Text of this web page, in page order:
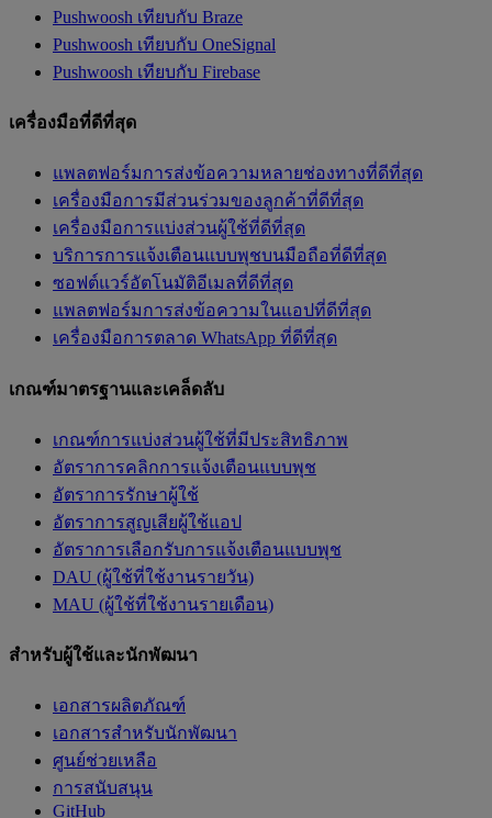
Pushwoosh เทียบกับ Braze
Pushwoosh เทียบกับ OneSignal
Pushwoosh เทียบกับ Firebase
เครื่องมือที่ดีที่สุด
แพลตฟอร์มการส่งข้อความหลายช่องทางที่ดีที่สุด
เครื่องมือการมีส่วนร่วมของลูกค้าที่ดีที่สุด
เครื่องมือการแบ่งส่วนผู้ใช้ที่ดีที่สุด
บริการการแจ้งเตือนแบบพุชบนมือถือที่ดีที่สุด
ซอฟต์แวร์อัตโนมัติอีเมลที่ดีที่สุด
แพลตฟอร์มการส่งข้อความในแอปที่ดีที่สุด
เครื่องมือการตลาด WhatsApp ที่ดีที่สุด
เกณฑ์มาตรฐานและเคล็ดลับ
เกณฑ์การแบ่งส่วนผู้ใช้ที่มีประสิทธิภาพ
อัตราการคลิกการแจ้งเตือนแบบพุช
อัตราการรักษาผู้ใช้
อัตราการสูญเสียผู้ใช้แอป
อัตราการเลือกรับการแจ้งเตือนแบบพุช
DAU (ผู้ใช้ที่ใช้งานรายวัน)
MAU (ผู้ใช้ที่ใช้งานรายเดือน)
สำหรับผู้ใช้และนักพัฒนา
เอกสารผลิตภัณฑ์
เอกสารสำหรับนักพัฒนา
ศูนย์ช่วยเหลือ
การสนับสนุน
GitHub